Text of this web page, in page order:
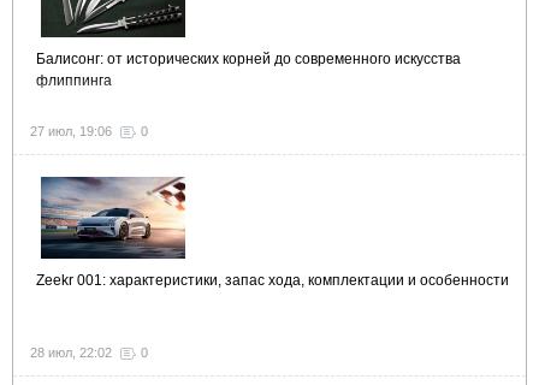
Балисонг: от исторических корней до современного искусства
флиппинга
27 июл, 19:06 0
Zeekr 001: характеристики, запас хода, комплектации и особенности
28 июл, 22:02 0